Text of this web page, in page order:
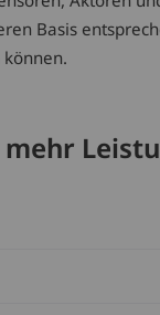
Basis
mehr